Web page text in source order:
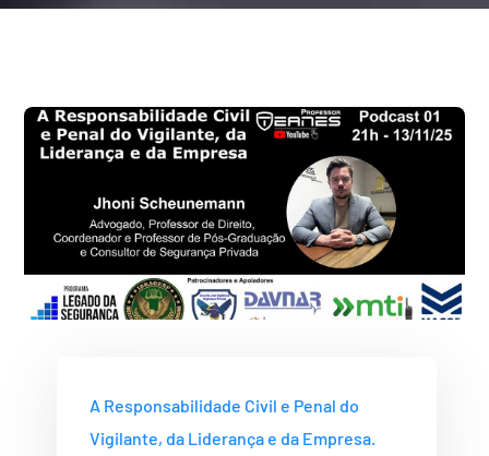
A Responsabilidade Civil e Penal do
Vigilante, da Liderança e da Empresa.